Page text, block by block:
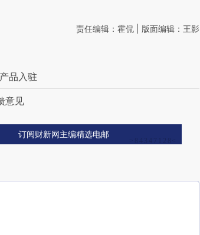
责任编辑：霍侃 | 版面编辑：王影
品入驻
意见
订阅财新网主编精选电邮